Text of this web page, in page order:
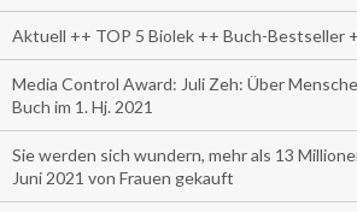
Aktuell ++ TOP 5 Biolek ++ Buch-Bestseller
Media Control Award: Juli Zeh: Über
Buch im 1. Hj. 2021
Sie werden sich wundern, mehr als 13
Juni 2021 von Frauen gekauft